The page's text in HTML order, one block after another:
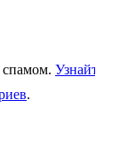
спамом. Узнайте,
.